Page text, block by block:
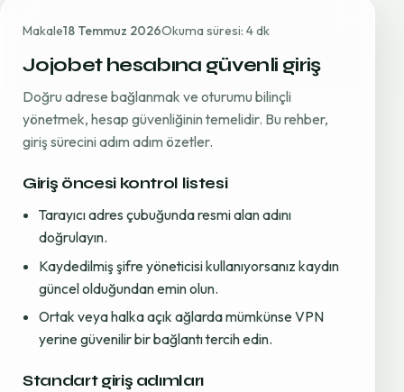
Makale18 Temmuz 2026Okuma süresi: 4 dk
Jojobet hesabına güvenli giriş
Doğru adrese bağlanmak ve oturumu bilinçli
yönetmek, hesap güvenliğinin temelidir. Bu rehber,
giriş sürecini adım adım özetler.
Giriş öncesi kontrol listesi
Tarayıcı adres çubuğunda resmi alan adını
doğrulayın.
Kaydedilmiş şifre yöneticisi kullanıyorsanız kaydın
güncel olduğundan emin olun.
Ortak veya halka açık ağlarda mümkünse VPN
yerine güvenilir bir bağlantı tercih edin.
Standart giriş adımları